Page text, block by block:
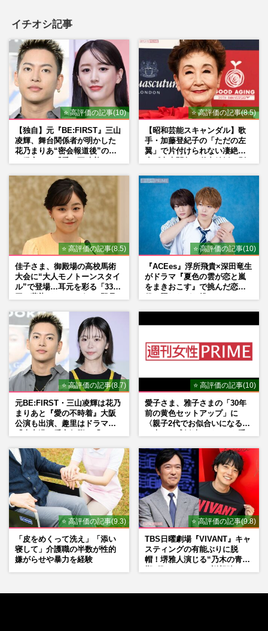
イチオシ記事
⭐ 高評価の記事(10)
【独自】元『BE:FIRST』三山
凌輝、舞台関係者が明かした
花乃まりあ“密会報道後”の呆
⭐ 高評価の記事(8.5)
【昭和芸能スキャンダル】歌
手・加藤登紀子の「ただの左
翼」で片付けられない凄絶半
⭐ 高評価の記事(8.5)
佳子さま、御殿場の高校馬術
大会に“大人モノトーンスタイ
ル”で登場…耳元を彩る「3300
⭐ 高評価の記事(10)
『ACEes』浮所飛貴×深田竜生
がドラマ『夏色の雲が恋と嵐
をまきおこす』で挑んだ恋人
⭐ 高評価の記事(8.7)
元BE:FIRST・三山凌輝は花乃
まりあと『愛の不時着』大阪
公演も出演、趣里はドラマ
⭐ 高評価の記事(10)
愛子さま、雅子さまの「30年
前の黄色セットアップ」に
〈親子2代でお似合いになる〉
⭐ 高評価の記事(9.3)
「皮をめくって洗え」「添い
寝して」介護職の半数が性的
嫌がらせや暴力を経験
⭐ 高評価の記事(9.8)
TBS日曜劇場『VIVANT』キャ
スティングの有能ぶりに脱
帽！堺雅人演じる“乃木の青年